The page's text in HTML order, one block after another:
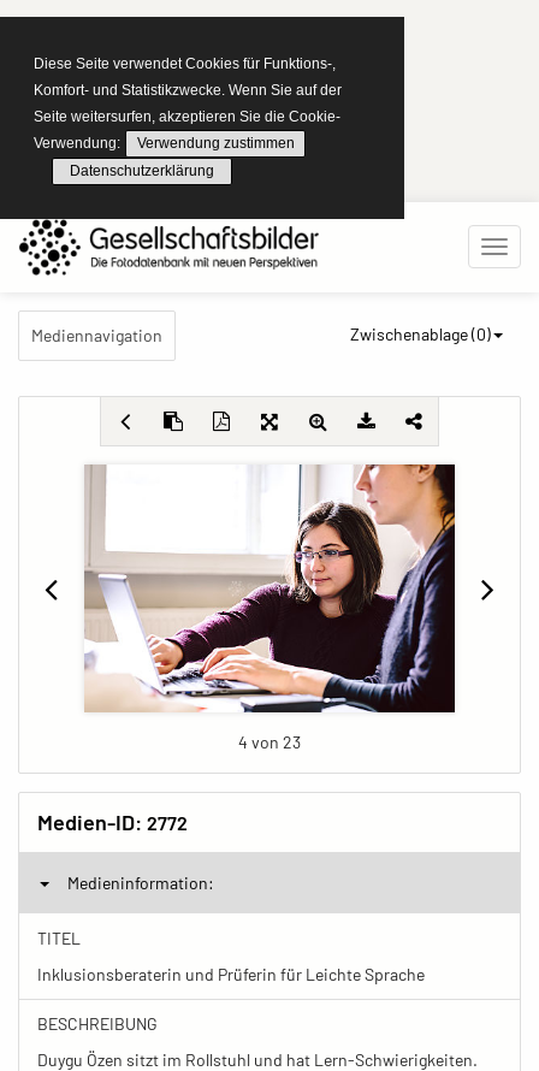
Diese Seite verwendet Cookies für Funktions-,
Komfort- und Statistikzwecke. Wenn Sie auf der
Seite weitersurfen, akzeptieren Sie die Cookie-
Verwendung:
Verwendung zustimmen
Datenschutzerklärung
Mediennavigation Zwischenablage (0)
4 von 23
Medien-ID: 2772
Medieninformation:
TITEL
Inklusionsberaterin und Prüferin für Leichte Sprache
BESCHREIBUNG
Duygu Özen sitzt im Rollstuhl und hat Lern-Schwierigkeiten.